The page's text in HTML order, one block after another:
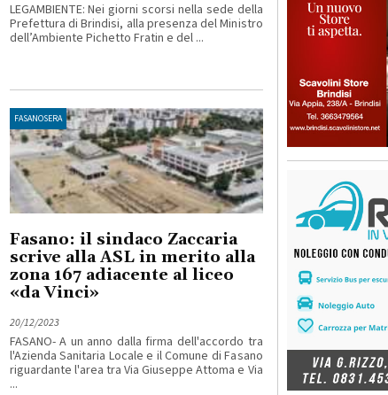
LEGAMBIENTE: Nei giorni scorsi nella sede della
Prefettura di Brindisi, alla presenza del Ministro
dell’Ambiente Pichetto Fratin e del ...
FASANOSERA
Fasano: il sindaco Zaccaria
scrive alla ASL in merito alla
zona 167 adiacente al liceo
«da Vinci»
20/12/2023
FASANO- A un anno dalla firma dell'accordo tra
l'Azienda Sanitaria Locale e il Comune di Fasano
riguardante l'area tra Via Giuseppe Attoma e Via
...